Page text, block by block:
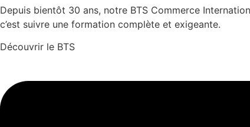
Depuis bientôt 30 ans, notre BTS Commerce
c’est suivre une formation complète et exigeante.
Découvrir le BTS